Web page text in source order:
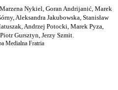
Nykiel, Goran Andrijanić, Marek
Aleksandra Jakubowska, Stanisław
Andrzej Potocki, Marek Pyza,
Gursztyn, Jerzy Szmit.
Medialna Fratria